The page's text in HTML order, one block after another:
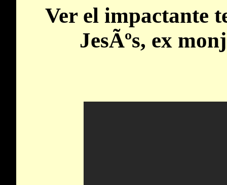
Ver el impactante
JesÃºs, ex